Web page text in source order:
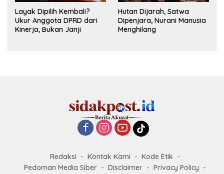
Layak Dipilih Kembali?
Ukur Anggota DPRD dari
Kinerja, Bukan Janji
Hutan Dijarah, Satwa
Dipenjara, Nurani Manusia
Menghilang
Redaksi Kontak Kami
Kode Etik
Pedoman Media Siber
Disclaimer Privacy Policy